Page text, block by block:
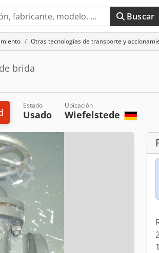
Buscar
Otras tecnologías de transporte y
brida
Estado
Usado
Ubicación
Wiefelstede